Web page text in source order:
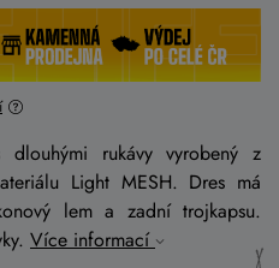
rukávy vyrobený z
Light MESH. Dres má
lem a zadní trojkapsu.
Více informací